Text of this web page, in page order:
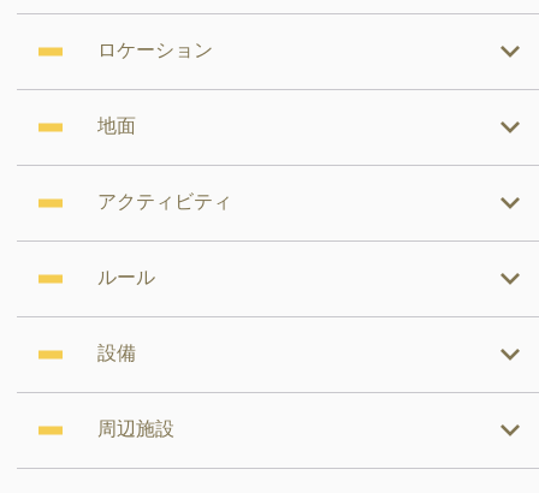
ロケーション
地面
アクティビティ
ルール
設備
周辺施設